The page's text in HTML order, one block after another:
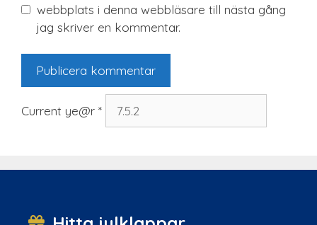
webbplats i denna webbläsare till nästa gång
jag skriver en kommentar.
Current ye@r *